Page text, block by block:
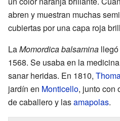
abren y muestran muchas
cubiertas por una capa roja
LaMomordica balsamina
1568. Se usaba en la
sanar heridas. En 1810,
jardín en Monticello, junto con
de caballero y lasamapolas.